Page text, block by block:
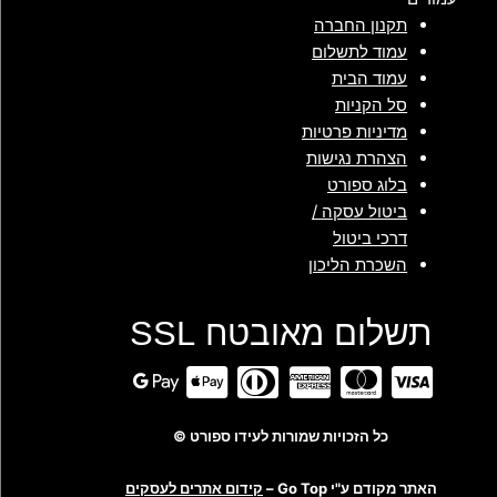
תקנון החברה
עמוד לתשלום
עמוד הבית
סל הקניות
מדיניות פרטיות
הצהרת נגישות
בלוג ספורט
ביטול עסקה /
דרכי ביטול
השכרת הליכון
תשלום מאובטח SSL
כל הזכויות שמורות לעידו ספורט ©
האתר מקודם ע"י Go Top – קידום אתרים לעסקים